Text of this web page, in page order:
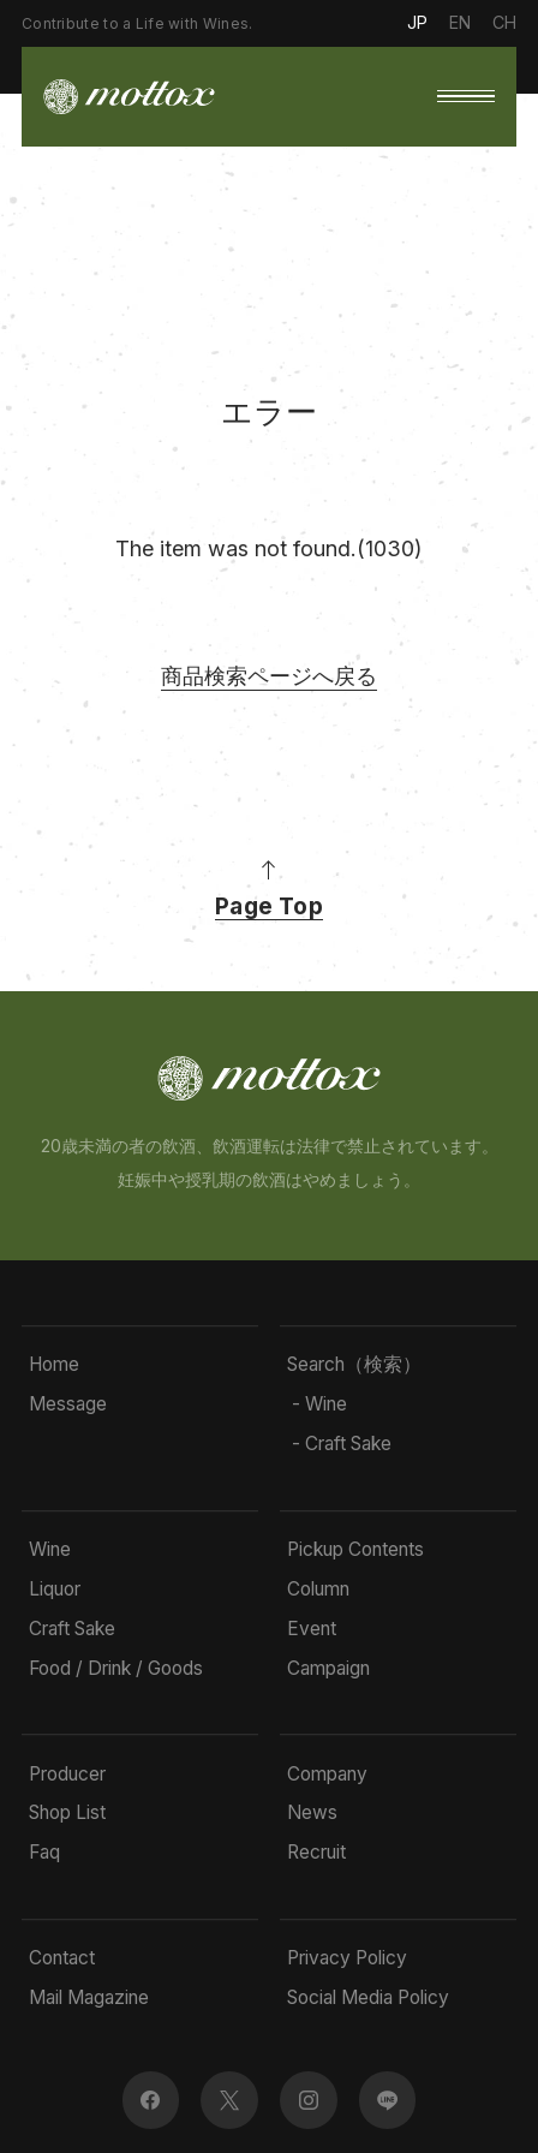
Contribute to a Life with Wines. JP EN CH
エラー
The item was not found.(1030)
商品検索ページへ戻る
Page Top
20歳未満の者の飲酒、飲酒運転は法律で禁止されています。
妊娠中や授乳期の飲酒はやめましょう。
Home
Message
Search（検索）
- Wine
- Craft Sake
Wine
Liquor
Craft Sake
Food / Drink / Goods
Pickup Contents
Column
Event
Campaign
Producer
Shop List
Faq
Company
News
Recruit
Contact
Mail Magazine
Privacy Policy
Social Media Policy